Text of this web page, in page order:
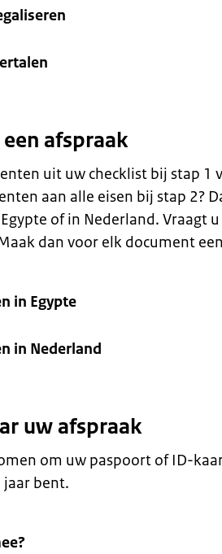
afspraak
uit uw checklist bij stap 1
aan alle eisen bij stap 2?
of in Nederland. Vraagt
dan voor elk document
in Egypte
in Nederland
uw afspraak
om uw paspoort of ID-
jaar bent.